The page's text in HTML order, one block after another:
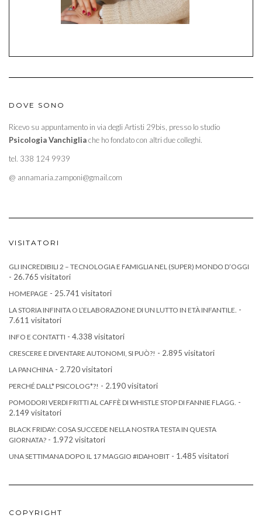
DOVE SONO
Ricevo su appuntamento in via degli Artisti 29bis, presso lo studio
Psicologia Vanchigliache ho fondato con altri due colleghi.
tel. 338 124 9939
@ annamaria.zamponi@gmail.com
VISITATORI
GLI INCREDIBILI 2 – TECNOLOGIA E FAMIGLIA NEL (SUPER) MONDO D’OGGI
- 26.765 visitatori
HOMEPAGE - 25.741 visitatori
LA STORIA INFINITA O L’ELABORAZIONE DI UN LUTTO IN ETÀ INFANTILE. -
7.611 visitatori
INFO E CONTATTI - 4.338 visitatori
CRESCERE E DIVENTARE AUTONOMI, SI PUÒ?! - 2.895 visitatori
LA PANCHINA - 2.720 visitatori
PERCHÉ DALL* PSICOLOG*?! - 2.190 visitatori
POMODORI VERDI FRITTI AL CAFFÈ DI WHISTLE STOP DI FANNIE FLAGG. -
2.149 visitatori
BLACK FRIDAY: COSA SUCCEDE NELLA NOSTRA TESTA IN QUESTA
GIORNATA? - 1.972 visitatori
UNA SETTIMANA DOPO IL 17 MAGGIO #IDAHOBIT - 1.485 visitatori
COPYRIGHT